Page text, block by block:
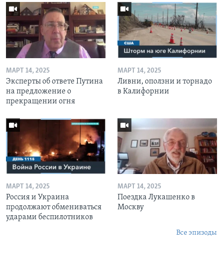
МАРТ 14, 2025
Эксперты об ответе Путина
на предложение о
прекращении огня
МАРТ 14, 2025
Ливни, оползни и торнадо
в Калифорнии
МАРТ 14, 2025
Россия и Украина
продолжают обмениваться
ударами беспилотников
МАРТ 14, 2025
Поездка Лукашенко в
Москву
Все эпизоды